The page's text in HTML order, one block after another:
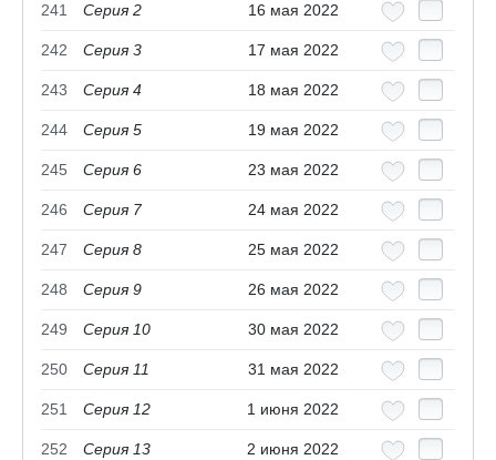
241 Серия 2 16 мая 2022
242 Серия 3 17 мая 2022
243 Серия 4 18 мая 2022
244 Серия 5 19 мая 2022
245 Серия 6 23 мая 2022
246 Серия 7 24 мая 2022
247 Серия 8 25 мая 2022
248 Серия 9 26 мая 2022
249 Серия 10 30 мая 2022
250 Серия 11 31 мая 2022
251 Серия 12 1 июня 2022
252 Серия 13 2 июня 2022